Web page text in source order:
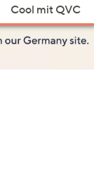
Cool mit QVC